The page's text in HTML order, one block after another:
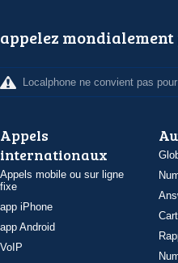
appelez
Localphone ne convient pas
Appels
internationaux
Appels mobile ou sur ligne
fixe
app iPhone
app Android
VoIP